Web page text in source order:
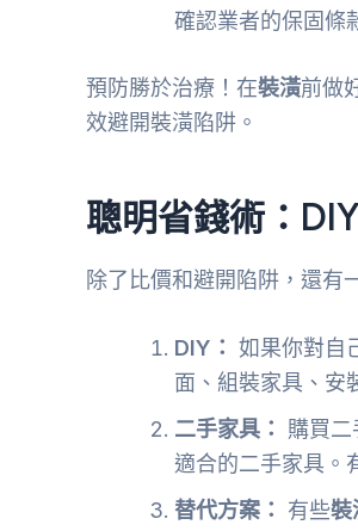
確認業者的保固條
預防勝於治療！在裝潢前做
效避開裝潢陷阱。
聰明省錢術：
除了比價和避開陷阱，還有
DIY： 如果你對自
面、組裝家具、安
二手家具：
購買
適合的二手家具。
替代方案：
有些裝